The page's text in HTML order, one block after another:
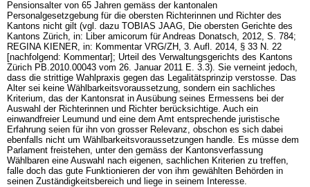
Pensionsalter von 65 Jahren gemäss der kantonalen
Personalgesetzgebung für die obersten Richterinnen und Richter des
Kantons nicht gilt (vgl. dazu TOBIAS JAAG, Die obersten Gerichte des
Kantons Zürich, in: Liber amicorum für Andreas Donatsch, 2012, S. 784;
REGINA KIENER, in: Kommentar VRG/ZH, 3. Aufl. 2014, § 33 N. 22
[nachfolgend: Kommentar]; Urteil des Verwaltungsgerichts des Kantons
Zürich PB.2010.00043 vom 26. Januar 2011 E. 3.3). Sie verneint jedoch,
dass die strittige Wahlpraxis gegen das Legalitätsprinzip verstosse. Das
Alter sei keine Wählbarkeitsvoraussetzung, sondern ein sachliches
Kriterium, das der Kantonsrat in Ausübung seines Ermessens bei der
Auswahl der Richterinnen und Richter berücksichtige. Auch ein
einwandfreier Leumund und eine dem Amt entsprechende juristische
Erfahrung seien für ihn von grosser Relevanz, obschon es sich dabei
ebenfalls nicht um Wählbarkeitsvoraussetzungen handle. Es müsse dem
Parlament freistehen, unter den gemäss der Kantonsverfassung
Wählbaren eine Auswahl nach eigenen, sachlichen Kriterien zu treffen,
falle doch das gute Funktionieren der von ihm gewählten Behörden in
seinen Zuständigkeitsbereich und liege in seinem Interesse.